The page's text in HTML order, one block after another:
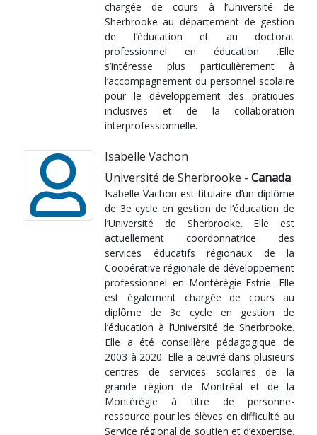
chargée de cours à l’Université de
Sherbrooke au département de gestion
de l’éducation et au doctorat
professionnel en éducation .Elle
s’intéresse plus particulièrement à
l’accompagnement du personnel scolaire
pour le développement des pratiques
inclusives et de la collaboration
interprofessionnelle.
Isabelle Vachon
Université de Sherbrooke - Canada
Isabelle Vachon est titulaire d’un diplôme
de 3e cycle en gestion de l’éducation de
l’Université de Sherbrooke. Elle est
actuellement coordonnatrice des
services éducatifs régionaux de la
Coopérative régionale de développement
professionnel en Montérégie-Estrie. Elle
est également chargée de cours au
diplôme de 3e cycle en gestion de
l’éducation à l’Université de Sherbrooke.
Elle a été conseillère pédagogique de
2003 à 2020. Elle a œuvré dans plusieurs
centres de services scolaires de la
grande région de Montréal et de la
Montérégie à titre de personne-
ressource pour les élèves en difficulté au
Service régional de soutien et d’expertise.